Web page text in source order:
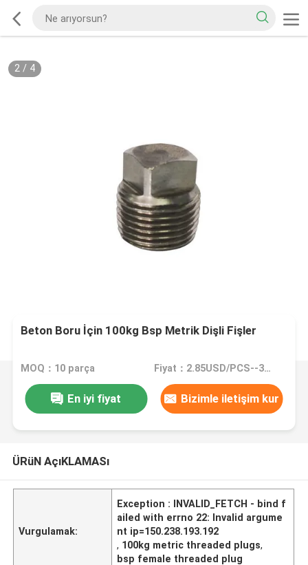
2/ 4
Beton Boru İçin 100kg Bsp Metrik Dişli Fişler
MOQ：10 parça Fiyat：2.85USD/PCS--380/PCS
En iyi fiyat Bizimle iletişim kur
ÜRüN AçıKLAMASı
Vurgulamak:
Exception : INVALID_FETCH - bind f
ailed with errno 22: Invalid argume
nt ip=150.238.193.192
, 100kg metric threaded plugs,
bsp female threaded plug